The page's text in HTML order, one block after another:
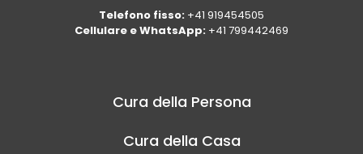
Telefono fisso: +41 919454505
Cellulare e WhatsApp: +41 799442469
Cura della Persona
Cura della Casa